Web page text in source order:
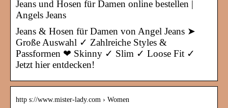
Jeans und Hosen für Damen online bestellen |
Angels Jeans
Jeans & Hosen für Damen von Angel Jeans ➤
Große Auswahl ✓ Zahlreiche Styles &
Passformen ❤ Skinny ✓ Slim ✓ Loose Fit ✓
Jetzt hier entdecken!
http s://www.mister-lady.com › Women